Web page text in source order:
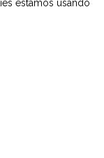
estamos usando